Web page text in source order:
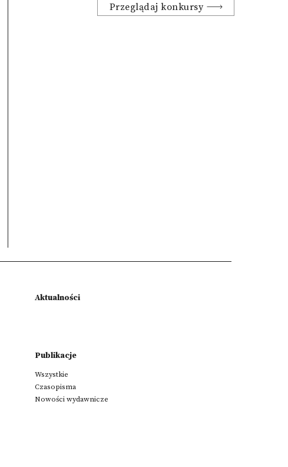
Przeglądaj konkursy
Aktualności
Publikacje
Wszystkie
Czasopisma
Nowości wydawnicze